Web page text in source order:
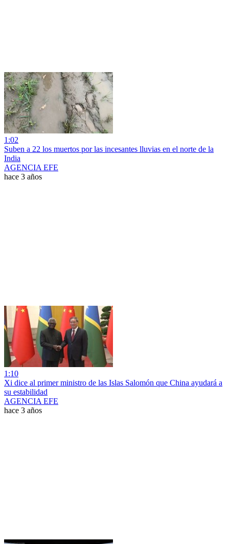
1:02
Suben a 22 los muertos por las incesantes lluvias en el norte de la
India
AGENCIA EFE
hace 3 años
1:10
Xi dice al primer ministro de las Islas Salomón que China ayudará a
su estabilidad
AGENCIA EFE
hace 3 años